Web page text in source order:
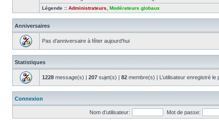
Légende :: Administrateurs Modérateurs globaux
Anniversaires
Pas d’anniversaire à fêter aujourd’hui
Statistiques
1228 message(s) | 207 sujet(s) | 82 membre(s) | L’utilisateur enregistré
Connexion
Nom d’utilisateur: Mot de passe: